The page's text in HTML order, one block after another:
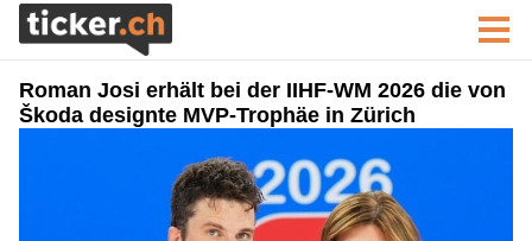
Roman Josi erhält bei der IIHF-WM 2026 die von
Škoda designte MVP-Trophäe in Zürich